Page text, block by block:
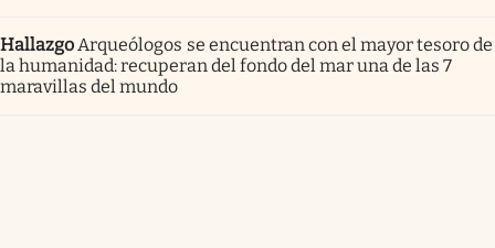
Hallazgo Arqueólogos se encuentran con el mayor tesoro de
la humanidad: recuperan del fondo del mar una de las 7
maravillas del mundo